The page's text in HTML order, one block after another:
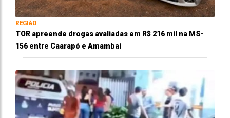
REGIÃO
TOR apreende drogas avaliadas em R$ 216 mil na MS-
156 entre Caarapó e Amambai